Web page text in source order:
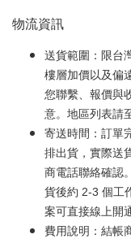
物流資訊
送貨範圍：限台
樓層加價以及偏
您聯繫、報價與
意。地區列表請
寄送時間：訂單
排出貨，實際送
商電話聯絡確認
貨後約 2-3 個工
案可直接線上開
費用說明：結帳